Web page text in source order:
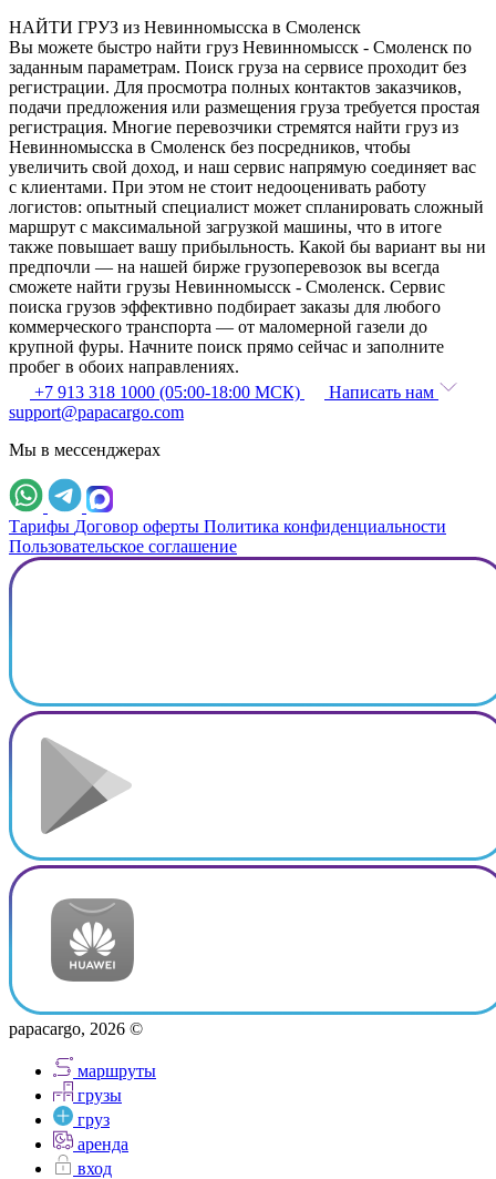
НАЙТИ ГРУЗ из Невинномысска в Смоленск
Вы можете быстро найти груз Невинномысск - Смоленск по
заданным параметрам. Поиск груза на сервисе проходит без
регистрации. Для просмотра полных контактов заказчиков,
подачи предложения или размещения груза требуется простая
регистрация. Многие перевозчики стремятся найти груз из
Невинномысска в Смоленск без посредников, чтобы
увеличить свой доход, и наш сервис напрямую соединяет вас
с клиентами. При этом не стоит недооценивать работу
логистов: опытный специалист может спланировать сложный
маршрут с максимальной загрузкой машины, что в итоге
также повышает вашу прибыльность. Какой бы вариант вы ни
предпочли — на нашей бирже грузоперевозок вы всегда
сможете найти грузы Невинномысск - Смоленск. Сервис
поиска грузов эффективно подбирает заказы для любого
коммерческого транспорта — от маломерной газели до
крупной фуры. Начните поиск прямо сейчас и заполните
пробег в обоих направлениях.
+7 913 318 1000 (05:00-18:00 МСК)
Написать нам
support@papacargo.com
Мы в мессенджерах
Тарифы Договор оферты Политика конфиденциальности
Пользовательское соглашение
papacargo, 2026 ©
маршруты
грузы
груз
аренда
вход